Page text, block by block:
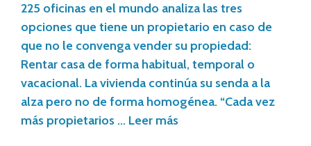
225 oficinas en el mundo analiza las tres
opciones que tiene un propietario en caso de
que no le convenga vender su propiedad:
Rentar casa de forma habitual, temporal o
vacacional. La vivienda continúa su senda a la
alza pero no de forma homogénea. “Cada vez
más propietarios … Leer más